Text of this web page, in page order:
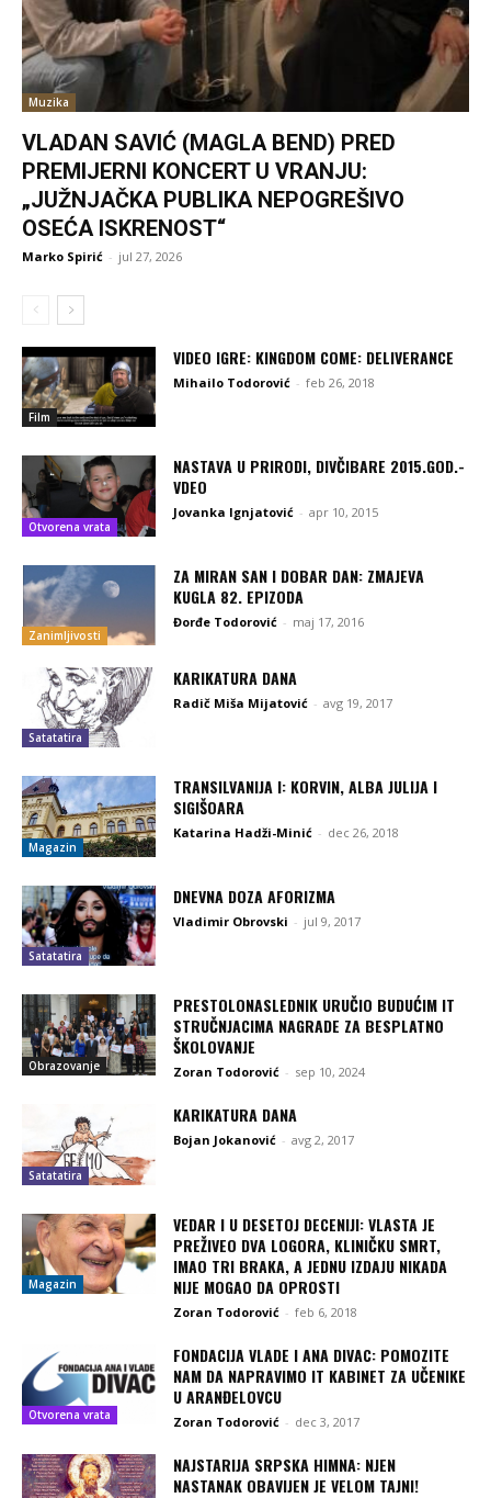
Muzika
VLADAN SAVIĆ (MAGLA BEND) PRED
PREMIJERNI KONCERT U VRANJU:
„JUŽNJAČKA PUBLIKA NEPOGREŠIVO
OSEĆA ISKRENOST“
Marko Spirić - jul 27, 2026
Film
VIDEO IGRE: KINGDOM COME: DELIVERANCE
Mihailo Todorović - feb 26, 2018
Otvorena vrata
NASTAVA U PRIRODI, DIVČIBARE 2015.GOD.-
VDEO
Jovanka Ignjatović - apr 10, 2015
Zanimljivosti
ZA MIRAN SAN I DOBAR DAN: ZMAJEVA
KUGLA 82. EPIZODA
Đorđe Todorović - maj 17, 2016
Satatatira
KARIKATURA DANA
Radič Miša Mijatović - avg 19, 2017
Magazin
TRANSILVANIJA I: KORVIN, ALBA JULIJA I
SIGIŠOARA
Katarina Hadži-Minić - dec 26, 2018
Satatatira
DNEVNA DOZA AFORIZMA
Vladimir Obrovski - jul 9, 2017
Obrazovanje
PRESTOLONASLEDNIK URUČIO BUDUĆIM IT
STRUČNJACIMA NAGRADE ZA BESPLATNO
ŠKOLOVANJE
Zoran Todorović - sep 10, 2024
Satatatira
KARIKATURA DANA
Bojan Jokanović - avg 2, 2017
Magazin
VEDAR I U DESETOJ DECENIJI: VLASTA JE
PREŽIVEO DVA LOGORA, KLINIČKU SMRT,
IMAO TRI BRAKA, A JEDNU IZDAJU NIKADA
NIJE MOGAO DA OPROSTI
Zoran Todorović - feb 6, 2018
Otvorena vrata
FONDACIJA VLADE I ANA DIVAC: POMOZITE
NAM DA NAPRAVIMO IT KABINET ZA UČENIKE
U ARANĐELOVCU
Zoran Todorović - dec 3, 2017
NAJSTARIJA SRPSKA HIMNA: NJEN
NASTANAK OBAVIJEN JE VELOM TAJNI!